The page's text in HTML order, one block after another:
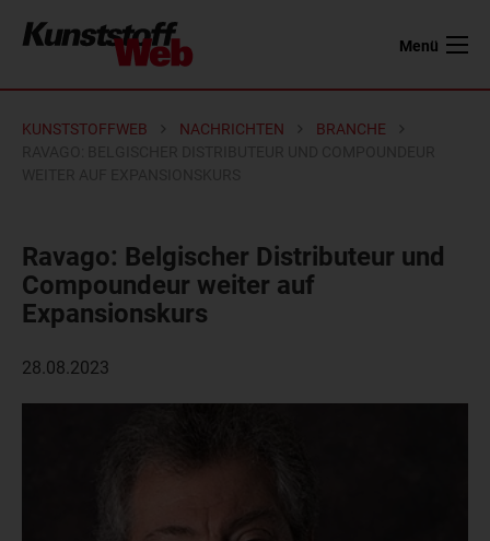
Menü
KUNSTSTOFFWEB NACHRICHTEN
BRANCHE
Ravago: Belgischer Distributeur und
Compoundeur weiter auf
Expansionskurs
28.08.2023